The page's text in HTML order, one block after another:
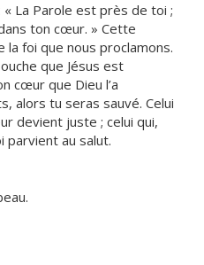
« La Parole est près de toi ;
ton cœur. » Cette
la foi que nous proclamons.
que Jésus est
cœur que Dieu l’a
alors tu seras sauvé. Celui
devient juste ; celui qui,
parvient au salut.